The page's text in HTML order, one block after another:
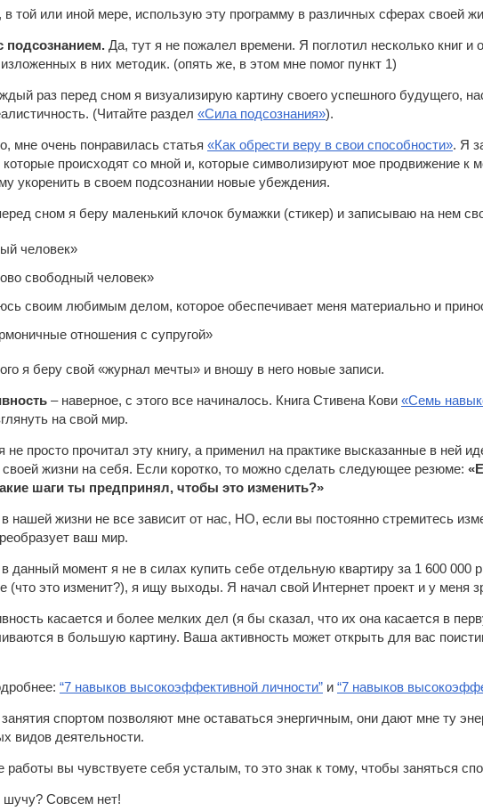
в той или иной мере, использую эту программу в различных сферах своей
подсознанием. Да, тут я не пожалел времени. Я поглотил несколько книг и
в них методик. (опять же, в этом мне помог пункт 1)
раз перед сном я визуализирую картину своего успешного будущего,
(Читайте раздел «Сила подсознания»).
мне очень понравилась статья «Как обрести веру в свои способности». Я
происходят со мной и, которые символизируют мое продвижение к
укоренить в своем подсознании новые убеждения.
сном я беру маленький клочок бумажки (стикер) и записываю на нем
человек»
свободный человек»
своим любимым делом, которое обеспечивает меня материально и
отношения с супругой»
я беру свой «журнал мечты» и вношу в него новые записи.
– наверное, с этого все начиналось. Книга Стивена Кови «Семь
на свой мир.
не просто прочитал эту книгу, а применил на практике высказанные в ней
жизни на себя. Если коротко, то можно сделать следующее резюме:
шаги ты предпринял, чтобы это изменить?»
нашей жизни не все зависит от нас, НО, если вы постоянно стремитесь
ваш мир.
данный момент я не в силах купить себе отдельную квартиру за 1 600 000
(что это изменит?), я ищу выходы. Я начал свой Интернет проект и у меня
касается и более мелких дел (я бы сказал, что их она касается в
в большую картину. Ваша активность может открыть для вас
“7 навыков высокоэффективной личности” и “7 навыков
спортом позволяют мне оставаться энергичным, они дают мне ту
видов деятельности.
работы вы чувствуете себя усталым, то это знак к тому, чтобы заняться
шучу? Совсем нет!